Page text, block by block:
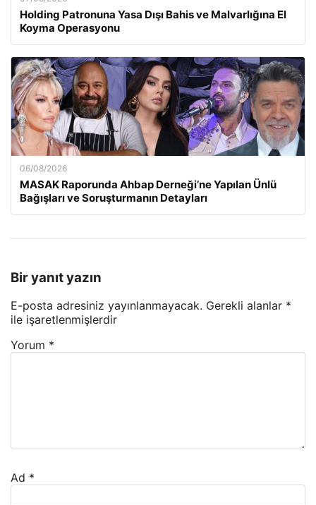
Holding Patronuna Yasa Dışı Bahis ve Malvarlığına El
Koyma Operasyonu
06/08/2026
MASAK Raporunda Ahbap Derneği’ne Yapılan Ünlü
Bağışları ve Soruşturmanın Detayları
Bir yanıt yazın
E-posta adresiniz yayınlanmayacak. Gerekli alanlar *
ile işaretlenmişlerdir
Yorum *
Ad *